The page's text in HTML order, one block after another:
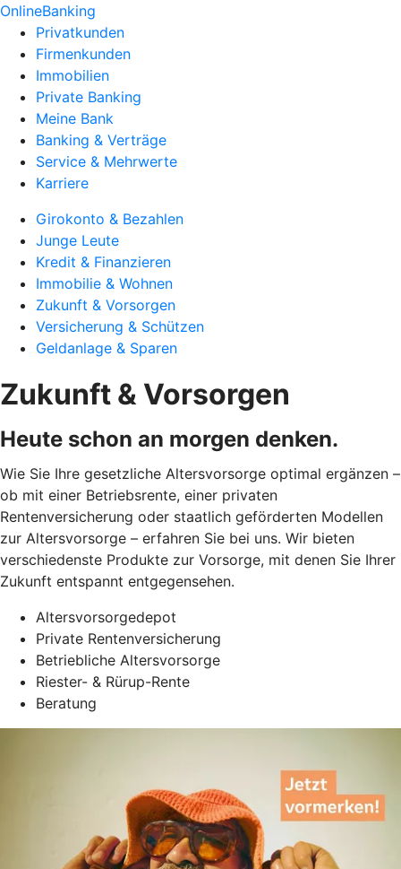
OnlineBanking
Privatkunden
Firmenkunden
Immobilien
Private Banking
Meine Bank
Banking & Verträge
Service & Mehrwerte
Karriere
Girokonto & Bezahlen
Junge Leute
Kredit & Finanzieren
Immobilie & Wohnen
Zukunft & Vorsorgen
Versicherung & Schützen
Geldanlage & Sparen
Zukunft & Vorsorgen
Heute schon an morgen denken.
Wie Sie Ihre gesetzliche Altersvorsorge optimal ergänzen –
ob mit einer Betriebsrente, einer privaten
Rentenversicherung oder staatlich geförderten Modellen
zur Altersvorsorge – erfahren Sie bei uns. Wir bieten
verschiedenste Produkte zur Vorsorge, mit denen Sie Ihrer
Zukunft entspannt entgegensehen.
Altersvorsorgedepot
Private Rentenversicherung
Betriebliche Altersvorsorge
Riester- & Rürup-Rente
Beratung